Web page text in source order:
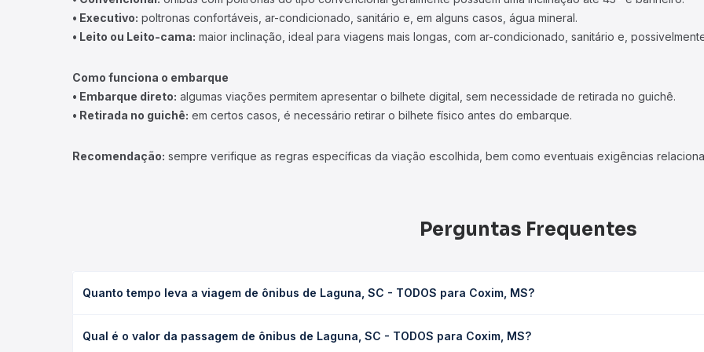
• Executivo: poltronas confortáveis, ar-condicionado, sanitário e, em alguns casos, água mineral.
• Leito ou Leito-cama: maior inclinação, ideal para viagens mais longas, com ar-condicionado, sanitário e,
Como funciona o embarque
• Embarque direto: algumas viações permitem apresentar o bilhete digital, sem necessidade de retirada no guichê.
• Retirada no guichê: em certos casos, é necessário retirar o bilhete físico antes do embarque.
Recomendação: sempre verifique as regras específicas da viação escolhida, bem como eventuais exigências
Perguntas Frequentes
Quanto tempo leva a viagem de ônibus de Laguna, SC - TODOS para Coxim, MS?
leito) e as condições de tráfego. Na Quero Passagem você consulta os horários disponíveis e vê a duração exata de
Qual é o valor da passagem de ônibus de Laguna, SC - TODOS para Coxim, MS?